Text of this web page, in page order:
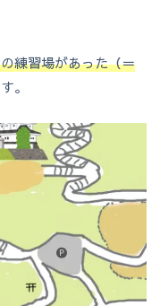
練習場があった（＝
。